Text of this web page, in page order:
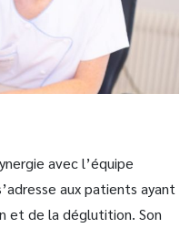
avec l’équipe
aux patients ayant
et de la déglutition. Son